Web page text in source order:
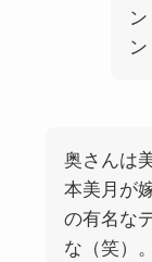
ン
奥さんは
本美月が
の有名な
な（笑）